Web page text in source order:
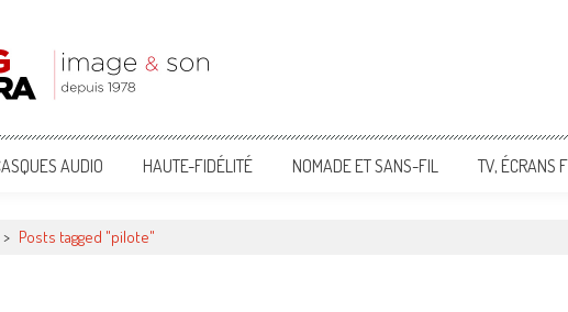
AUDIO HAUTE-FIDÉLITÉ NOMADE ET SANS-FIL TV, ÉCRANS
> Posts tagged "pilote"